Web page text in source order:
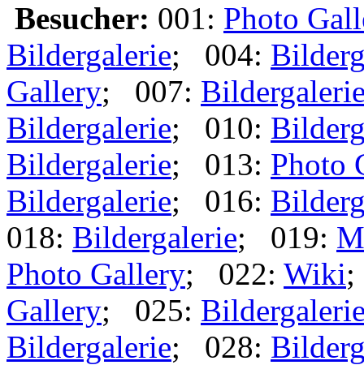
Besucher: 001: Photo
Bildergalerie; 004:
Gallery; 007:
Bildergalerie; 010:
Bildergalerie; 013: Photo
Bildergalerie; 016:
018: Bildergalerie; 019:
Photo Gallery; 022: Wiki
Gallery; 025:
Bildergalerie; 028: